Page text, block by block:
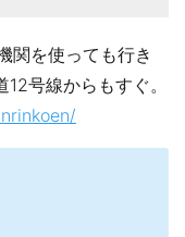
関を使っても行き
号線からもすぐ。